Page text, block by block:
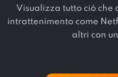
Visualizza tutto ciò che
intrattenimento come
altri con